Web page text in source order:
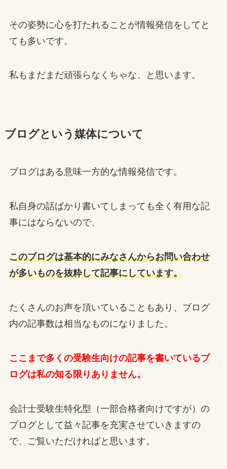
その姿勢に心を打たれることが情報発信をしてと
ても多いです。
私もまだまだ頑張らなくちゃな、と思います。
ブログという媒体について
ブログはある意味一方的な情報発信です。
私自身の話ばかり書いてしまっても全く有用な記
事にはならないので、
このブログは基本的にみなさんからお問い合わせ
が多いものを抜粋して記事にしています。
たくさんのお声を頂いていることもあり、ブログ
内の記事数は相当なものになりました。
ここまで多くの受験生向けの記事を書いているブ
ログは私の知る限りありません。
会計士受験生特化型（一部合格者向けですが）の
ブログとして益々記事を充実させていきますの
で、ご覧いただければと思います。